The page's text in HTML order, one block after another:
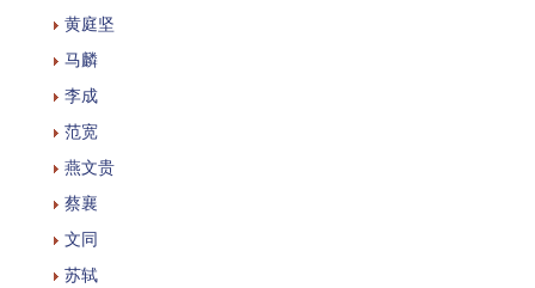
黄庭坚
马麟
李成
范宽
燕文贵
蔡襄
文同
苏轼